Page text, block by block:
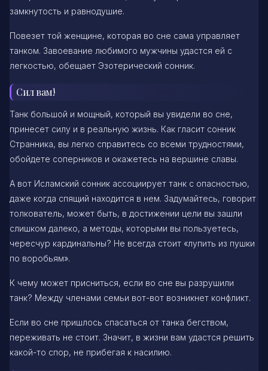
замкнутость и равнодушие.
Повезет той женщине, которая во сне сама управляет
танком. Завоевание любимого мужчины удастся ей с
легкостью, обещает Эзотерический сонник.
Сил вам!
Танк большой и мощный, который вы увидели во сне,
принесет силу и в реальную жизнь. Как гласит сонник
Странника, вы легко справитесь со всеми трудностями,
обойдете соперников и окажетесь на вершине славы.
А вот Исламский сонник ассоциирует танк с опасностью,
даже когда спящий находится в нем. Задумайтесь, говорит
толкователь, может быть, в достижении цели вы зашли
слишком далеко, а методы, которыми вы пользуетесь,
чересчур кардинальны? Не всегда стоит «лупить из пушки
по воробьям».
К чему может присниться, если во сне вы разрушили
танк? Между членами семьи вот-вот возникнет конфликт.
Если во сне пришлось спасаться от танка бегством,
переживать не стоит. Значит, в жизни вам удастся решить
какой-то спор, не прибегая к насилию.